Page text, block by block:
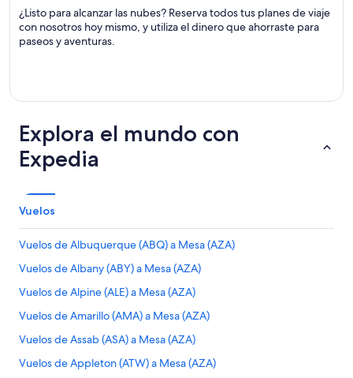
¿Listo para alcanzar las nubes? Reserva todos tus planes de viaje
con nosotros hoy mismo, y utiliza el dinero que ahorraste para
paseos y aventuras.
Explora el mundo con
Expedia
Vuelos
Vuelos de Albuquerque (ABQ) a Mesa (AZA)
Vuelos de Albany (ABY) a Mesa (AZA)
Vuelos de Alpine (ALE) a Mesa (AZA)
Vuelos de Amarillo (AMA) a Mesa (AZA)
Vuelos de Assab (ASA) a Mesa (AZA)
Vuelos de Appleton (ATW) a Mesa (AZA)